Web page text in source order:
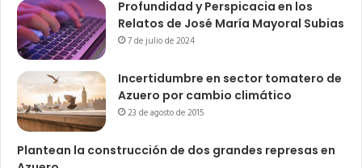
Profundidad y Perspicacia en los
Relatos de José María Mayoral Subias
7 de julio de 2024
Incertidumbre en sector tomatero de
Azuero por cambio climático
23 de agosto de 2015
Plantean la construcción de dos grandes represas en